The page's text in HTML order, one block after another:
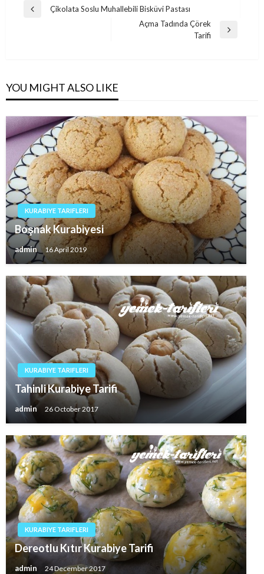
Post
Previous
Çikolata Soslu Muhallebili Bisküvi Pastası
Açma Tadında Çörek
Tarifi
YOU MIGHT ALSO LIKE
KURABIYE TARIFLERI
Boşnak Kurabiyesi
admin 16 April 2019
KURABIYE TARIFLERI
Tahinli Kurabiye Tarifi
admin 26 October 2017
KURABIYE TARIFLERI
Dereotlu Kıtır Kurabiye Tarifi
admin 24 December 2017